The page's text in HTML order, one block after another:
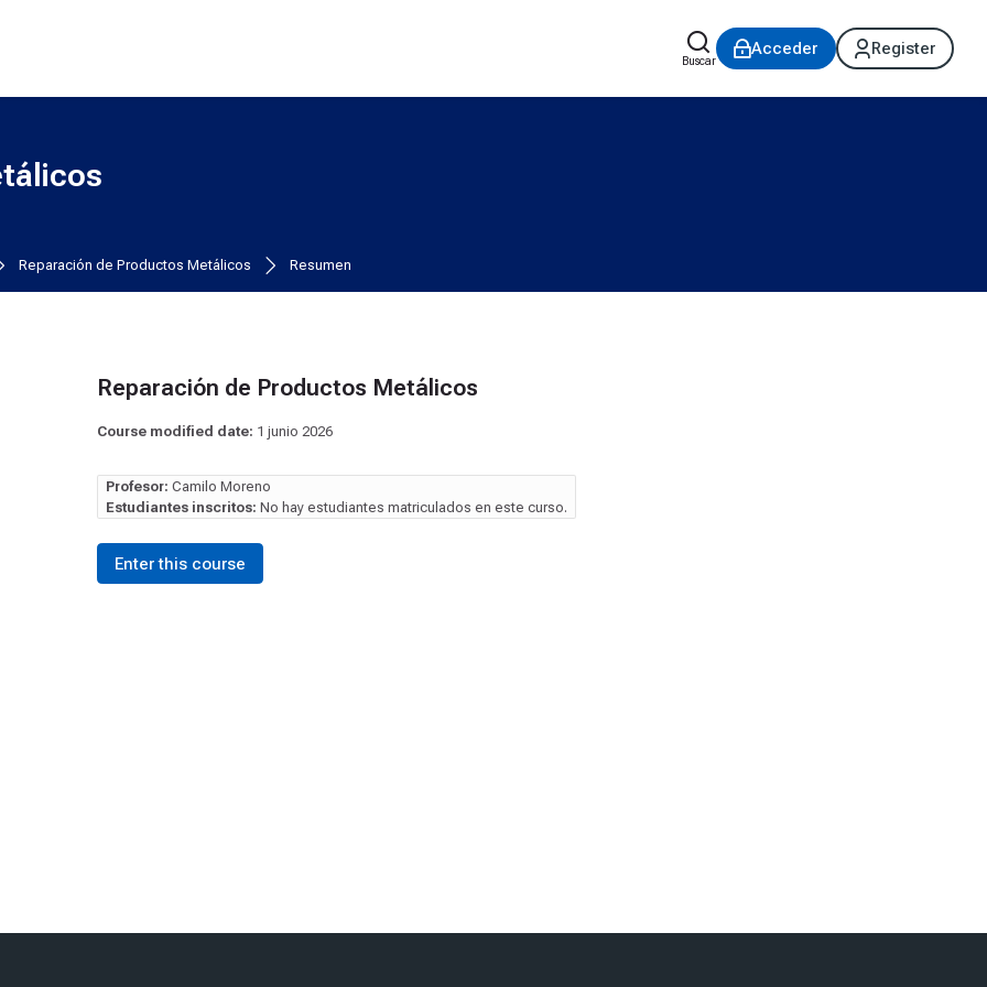
Buscar
Acceder Register
Reparación de Productos Metálicos Resumen
Reparación de Productos Metálicos
Course modified date: 1 junio 2026
Profesor: Camilo Moreno
Estudiantes inscritos: No hay estudiantes matriculados en este curso.
Enter this course